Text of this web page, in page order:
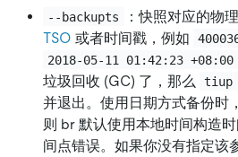
--backupts
：快照对应的物
TSO 或者时间戳，例如
2018-05-11 01:42:23 +08:00
垃圾回收 (GC) 了，那么
tiup
并退出。使用日期方式备份时
则 br 默认使用本地时间构造
间点错误。如果你没有指定该